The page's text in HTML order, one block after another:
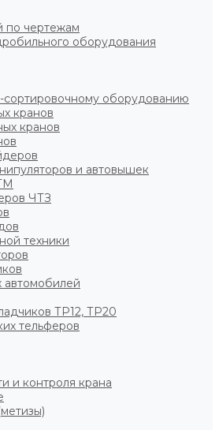
по чертежам
оборудования
сортировочному оборудованию
кранов
кранов
и автовышек
ЧТЗ
техники
автомобилей
ТР12, ТР20
тельферов
и контроля крана